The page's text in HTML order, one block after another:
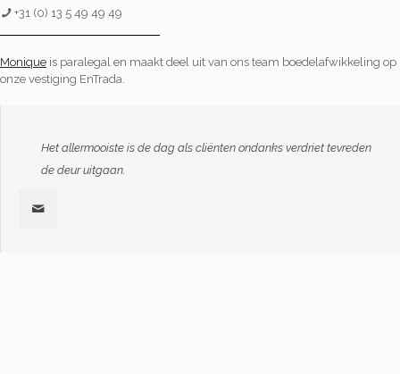
+31 (0) 13 5 49 49 49
Monique is paralegal en maakt deel uit van ons team boedelafwikkeling op
onze vestiging EnTrada.
Het allermooiste is de dag als cliënten ondanks verdriet tevreden
de deur uitgaan.